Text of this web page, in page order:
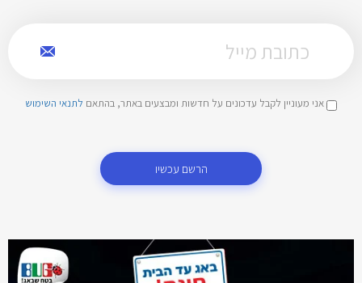
אני מעוניין לקבל עדכונים על חדשות ומבצעים באתר, בהתאם לתנאי השימוש
הרשם עכשיו